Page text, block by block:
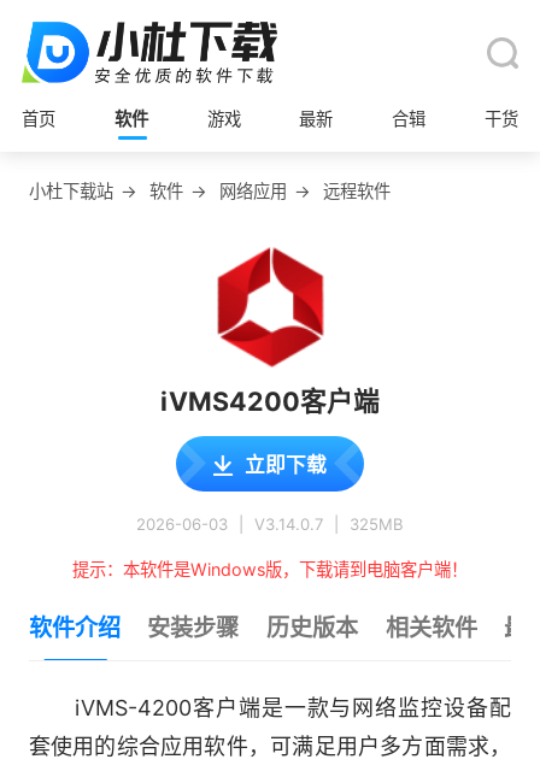
首页 软件 游戏 最新 合辑 干货
小杜下载站 → 软件 → 网络应用 → 远程软件
iVMS4200客户端
立即下载
2026-06-03 V3.14.0.7 325MB
提示：本软件是Windows版，下载请到电脑客户端！
软件介绍 安装步骤 历史版本 相关软件 最
iVMS-4200客户端是一款与网络监控设备配
套使用的综合应用软件，可满足用户多方面需求，